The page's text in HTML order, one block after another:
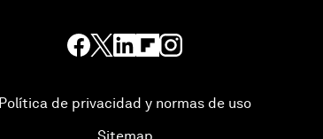
Política de privacidad y normas de uso